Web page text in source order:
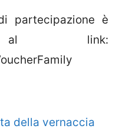
partecipazione è
al link:
della vernaccia